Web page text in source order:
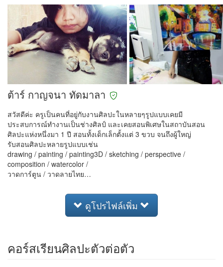
ต้าร์ กาญจนา ทัดมาลา
สวัสดีค่ะ ครูเป็นคนที่อยู่กับงานศิลปะในหลายๆรูปแบบเคยมี
ประสบการณ์ทำงานเป็นช่างศิลป์ และเคยสอนพิเศษในสถาบันสอน
ศิลปะแห่งหนึ่งมา 1 ปี สอนทั้งเด็กเล็กตั้งแต่ 3 ขวบ จนถึงผู้ใหญ่
รับสอนศิลปะหลายรูปแบบเช่น
drawing / painting / painting3D / sketching / perspective /
composition / watercolor /
วาดการ์ตูน / วาดลายไทย…
ดูโปรไฟล์เพิ่ม
คอร์สเรียนศิลปะตัวต่อตัว